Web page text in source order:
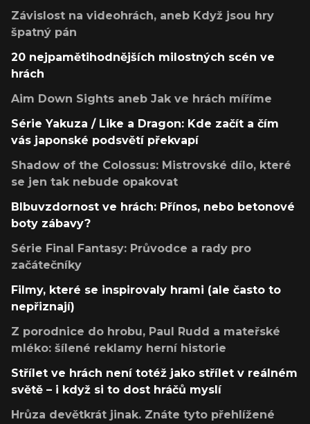
Závislost na videohrách, aneb Když jsou hry
špatný pán
20 nejpamětihodnějších milostných scén ve
hrách
Aim Down Sights aneb Jak ve hrách míříme
Série Yakuza / Like a Dragon: Kde začít a čím
vás japonské podsvětí překvapí
Shadow of the Colossus: Mistrovské dílo, které
se jen tak nebude opakovat
Blbuvzdornost ve hrách: Přínos, nebo betonové
boty zábavy?
Série Final Fantasy: Průvodce a rady pro
začátečníky
Filmy, které se inspirovaly hrami (ale často to
nepřiznají)
Z porodnice do hrobu, Paul Rudd a mateřské
mléko: šílené reklamy herní historie
Střílet ve hrách není totéž jako střílet v reálném
světě – i když si to dost hráčů myslí
Hrůza devětkrát jinak. Znáte tyto přehlížené